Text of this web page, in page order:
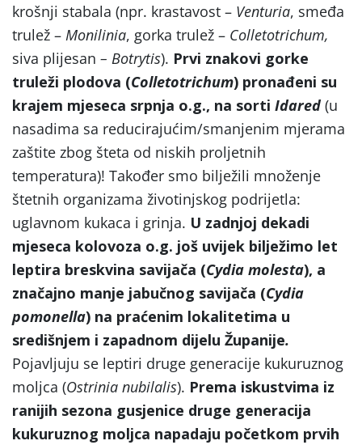
krošnji stabala (npr. krastavost – Venturia, smeđa
trulež – Monilinia, gorka trulež – Colletotrichum,
siva plijesan – Botrytis). Prvi znakovi gorke
truleži plodova (Colletotrichum) pronađeni su
krajem mjeseca srpnja o.g., na sorti Idared (u
nasadima sa reducirajućim/smanjenim mjerama
zaštite zbog šteta od niskih proljetnih
temperatura)! Također smo bilježili množenje
štetnih organizama životinjskog podrijetla:
uglavnom kukaca i grinja. U zadnjoj dekadi
mjeseca kolovoza o.g. još uvijek bilježimo let
leptira breskvina savijača (Cydia molesta), a
značajno manje jabučnog savijača (Cydia
pomonella) na praćenim lokalitetima u
središnjem i zapadnom dijelu Županije.
Pojavljuju se leptiri druge generacije kukuruznog
moljca (Ostrinia nubilalis). Prema iskustvima iz
ranijih sezona gusjenice druge generacija
kukuruznog moljca napadaju početkom prvih